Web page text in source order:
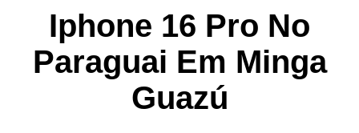
Iphone 16 Pro No
Paraguai Em Minga
Guazú